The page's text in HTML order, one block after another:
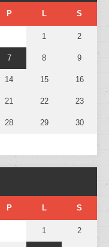
P L S
1 2
7 8 9
14 15 16
21 22 23
28 29 30
P L S
1 2